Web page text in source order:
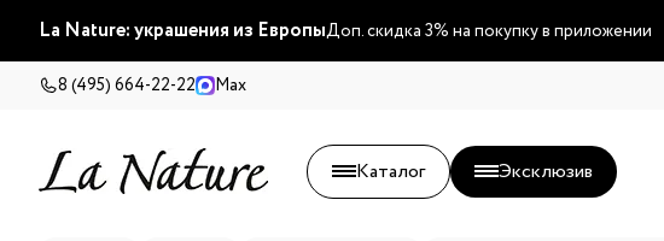
La Nature: украшения из ЕвропыДоп. скидка 3% на покупку в приложении
8 (495) 664-22-22 Max
Каталог Эксклюзив